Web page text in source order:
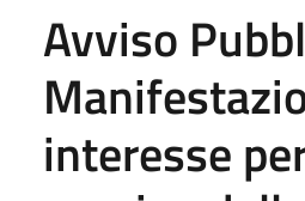
Avviso
interesse